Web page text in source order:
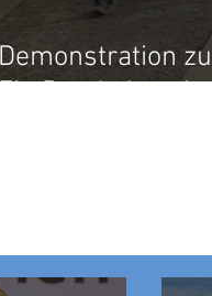
Demonstration
Band, das